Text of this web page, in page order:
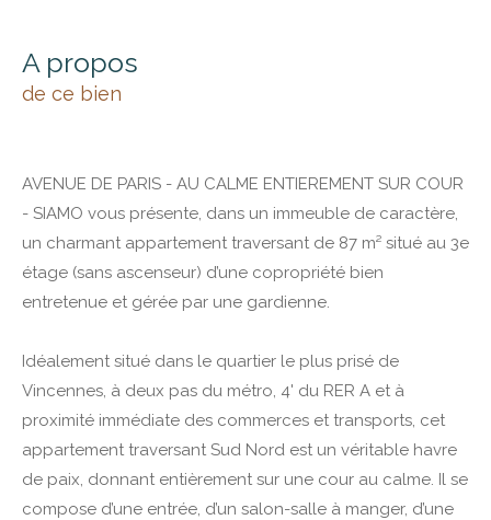
a propos
de ce bien
AVENUE DE PARIS - AU CALME ENTIEREMENT SUR COUR
- SIAMO vous présente, dans un immeuble de caractère,
un charmant appartement traversant de 87 m² situé au 3e
étage (sans ascenseur) d’une copropriété bien
entretenue et gérée par une gardienne.
Idéalement situé dans le quartier le plus prisé de
Vincennes, à deux pas du métro, 4' du RER A et à
proximité immédiate des commerces et transports, cet
appartement traversant Sud Nord est un véritable havre
de paix, donnant entièrement sur une cour au calme. Il se
compose d’une entrée, d’un salon-salle à manger, d’une